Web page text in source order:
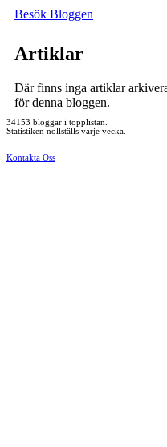
Besök Bloggen
Artiklar
Där finns inga artiklar
för denna bloggen.
34153 bloggar i topplistan.
Statistiken nollställs varje vecka.
Kontakta Oss